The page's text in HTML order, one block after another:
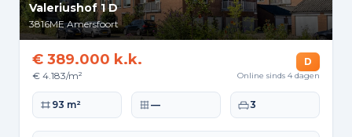
Valeriushof 1 D
3816ME Amersfoort
€ 389.000 k.k.
€ 4.183/m²
D
Online sinds 4 dagen
Woonoppervlakte
93 m² Perceeloppervlakte
— Slaapkamers
3